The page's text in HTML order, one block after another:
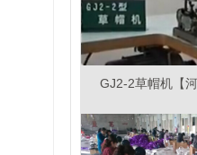
GJ2-2草帽机【